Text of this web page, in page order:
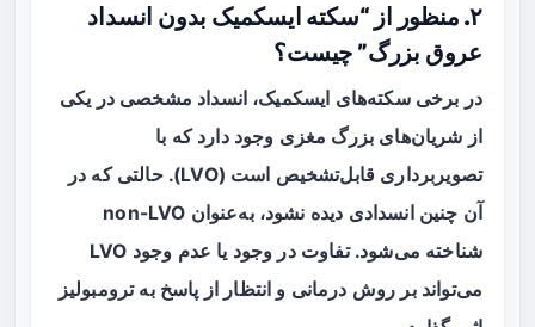
۲. منظور از “سکته ایسکمیک بدون انسداد
عروق بزرگ” چیست؟
در برخی سکته‌های ایسکمیک، انسداد مشخصی در یکی
از شریان‌های بزرگ مغزی وجود دارد که با
تصویربرداری قابل‌تشخیص است (LVO). حالتی که در
آن چنین انسدادی دیده نشود، به‌عنوان non-LVO
شناخته می‌شود. تفاوت در وجود یا عدم وجود LVO
می‌تواند بر روش درمانی و انتظار از پاسخ به ترومبولیز